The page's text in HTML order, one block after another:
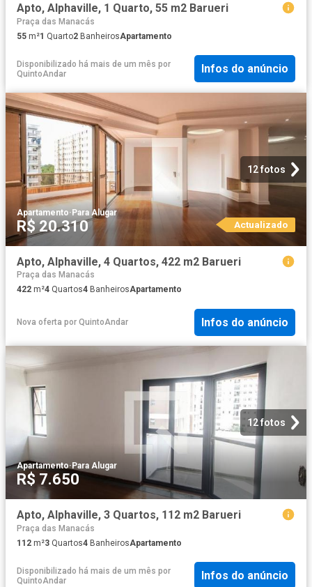
Apto, Alphaville, 1 Quarto, 55 m2 Barueri
Praça das Manacás
55 m²1 Quarto2 BanheirosApartamento
Disponibilizado há mais de um mês por
QuintoAndar
Infos do anúncio
12 fotos
Apartamento·Para Alugar
R$ 20.310 Actualizado
Apto, Alphaville, 4 Quartos, 422 m2 Barueri
Praça das Manacás
422 m²4 Quartos4 BanheirosApartamento
Nova oferta por QuintoAndar Infos do anúncio
12 fotos
Apartamento· Para Alugar
R$ 7.650
Apto, Alphaville, 3 Quartos, 112 m2 Barueri
Praça das Manacás
112 m²3 Quartos4 BanheirosApartamento
Disponibilizado há mais de um mês por
QuintoAndar
Infos do anúncio